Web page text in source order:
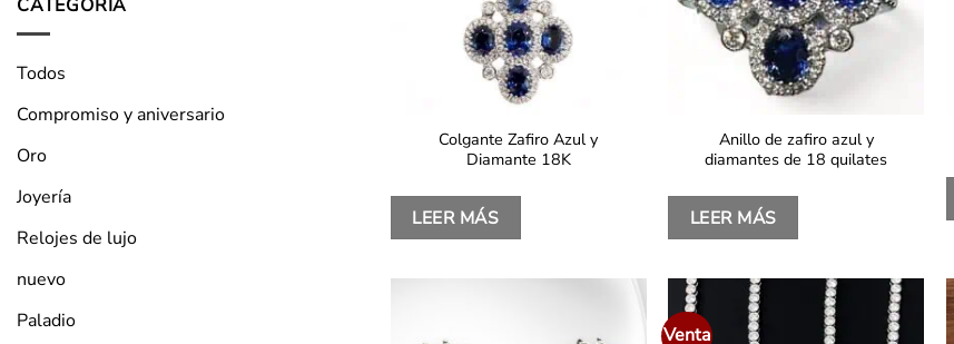
CATEGORÍA
Todos
Compromiso y aniversario
Oro
Joyería
Relojes de lujo
nuevo
Paladio
Colgante Zafiro Azul y
Diamante 18K
LEER MÁS
Anillo de zafiro azul y
diamantes de 18 quilates
LEER MÁS
Venta